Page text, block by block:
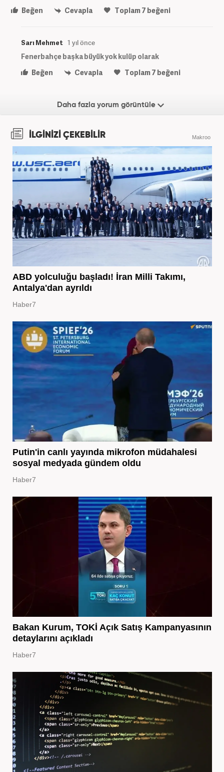
Beğen Cevapla Toplam7 beğeni
Sarı Mehmet 1 yıl önce
Fenerbahçe başka büyük yok kulüp olarak
Beğen
Cevapla Toplam7 beğeni
Daha fazla yorum görüntüle
İLGİNİZİ ÇEKEBİLİR Makroo
ABD yolculuğu başladı! İran Milli Takımı,
Antalya'dan ayrıldı
Haber7
Putin'in canlı yayında mikrofon müdahalesi
sosyal medyada gündem oldu
Haber7
Bakan Kurum, TOKİ Açık Satış Kampanyasının
detaylarını açıkladı
Haber7